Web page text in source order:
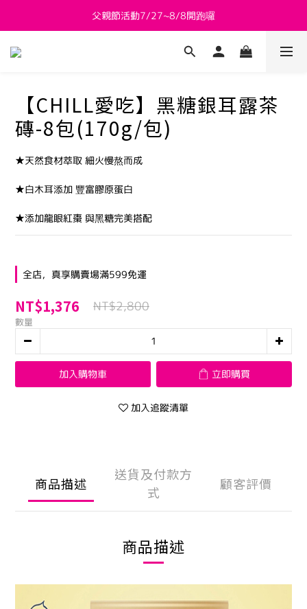
新會員送 $800購物金
父親節活動7/27~8/8開跑囉
新會員送 $800購物金
【CHILL愛吃】黑糖銀耳露茶
磚-8包(170g/包)
★天然食材萃取 細火慢熬而成
★白木耳添加 豐富膠原蛋白
★添加龍眼紅棗 與黑糖完美搭配
全店，真享購賣場滿599免運
NT$1,376 NT$2,800
數量
加入購物車 立即購買
加入追蹤清單
商品描述
送貨及付款方
式
顧客評價
商品描述